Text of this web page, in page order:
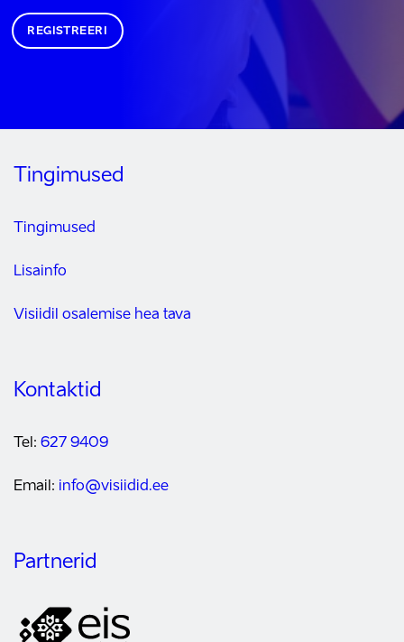
REGISTREERI
Tingimused
Tingimused
Lisainfo
Visiidil osalemise hea tava
Kontaktid
Tel: 627 9409
Email: info@visiidid.ee
Partnerid